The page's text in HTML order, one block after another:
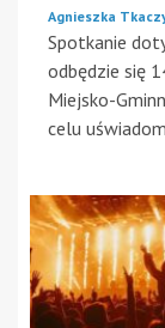
Agnieszka
Spotkanie
odbędzie się
Miejsko-
celu